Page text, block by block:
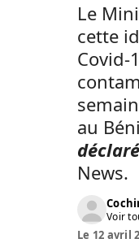
Le
cette
Covid-
au
News.
Voir
Le 12 avril